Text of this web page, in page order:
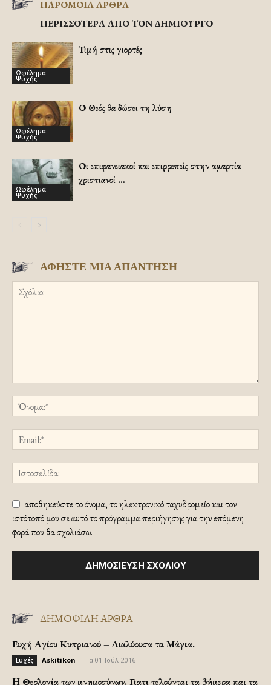
ΠΑΡΟΜΟΙΑ ΑΡΘΡΑ
ΠΕΡΙΣΣΟΤΕΡΑ ΑΠΟ ΤΟΝ ΔΗΜΙΟΥΡΓΟ
Ωφέλημα
Ψυχής
Τιμή στις γιορτές
Ωφέλημα
Ψυχής
Ο Θεός θα δώσει τη λύση
Ωφέλημα
Ψυχής
Οι επιφανειακοί και επιρρεπείς στην αμαρτία
χριστιανοί …
ΑΦΗΣΤΕ ΜΙΑ ΑΠΑΝΤΗΣΗ
αποθηκεύστε το όνομα, το ηλεκτρονικό ταχυδρομείο και τον
ιστότοπό μου σε αυτό το πρόγραμμα περιήγησης για την επόμενη
φορά που θα σχολιάσω.
ΔΗΜΟΦΙΛΗ ΑΡΘΡΑ
Ευχή Αγίου Κυπριανού – Διαλύουσα τα Μάγια.
Ευχές Askitikon Πα 01-Ιούλ-2016
H Θεολογία των μνημοσύνων. Γιατι τελούνται τα 3ήμερα και τα